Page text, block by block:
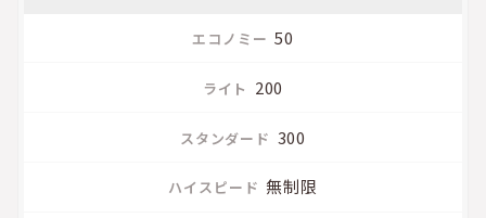
50
200
300
無制限